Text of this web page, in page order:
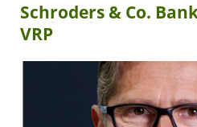
Schroders & Co.
VRP